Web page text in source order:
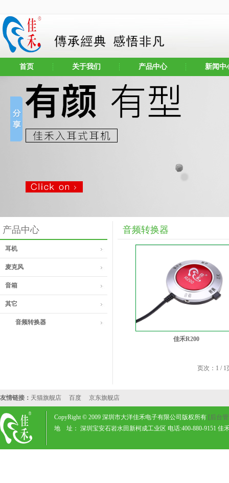
首页 关于我们
公司简介
企业文化
产品中心
耳机
麦克风
新闻中
产品中心
耳机
麦克风
音箱
其它
音频转换器
音频转换器
佳禾R200
页次：1 / 1
友情链接： 天猫旗舰店 百度 京东旗舰店
CopyRight © 2009 深圳市大洋佳禾电子有限公司版权所有 [后台
地 址： 深圳宝安石岩水田新柯成工业区 电话:400-880-9151 佳